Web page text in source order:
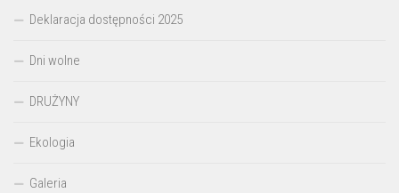
Deklaracja dostępności 2025
Dni wolne
DRUŻYNY
Ekologia
Galeria